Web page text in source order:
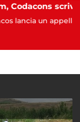
lancia un appello al